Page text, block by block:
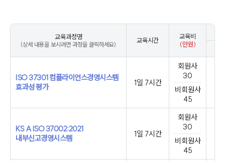
교육과정명
(상세 내용을 보시려면 과정을 클릭하세요)
교육시간
교육비
(만원)
ISO 37301 컴플라이언스경영시스템
효과성 평가
1일 7시간
회원사
30
비회원사
45
KS A ISO 37002:2021
내부신고경영시스템
1일 7시간
회원사
30
비회원사
45